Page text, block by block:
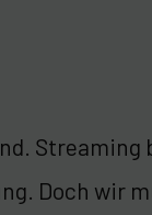
Doch wir